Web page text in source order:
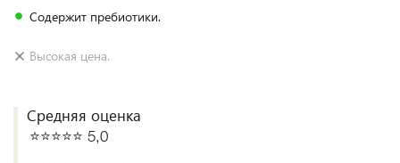
Содержит пребиотики.
Высокая цена.
Средняя оценка
⭐️⭐️⭐️⭐️⭐️ 5,0